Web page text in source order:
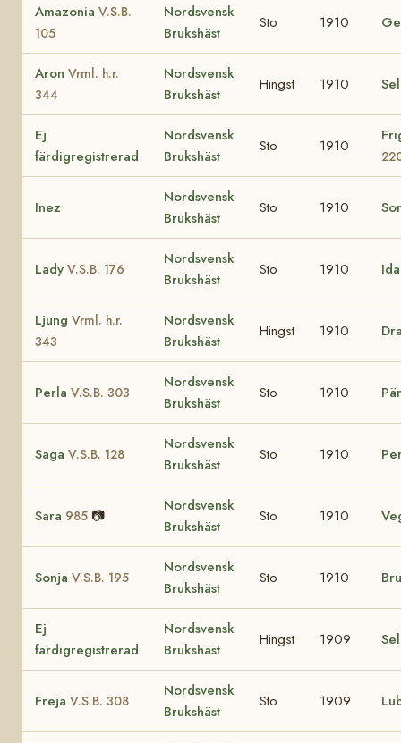
Amazonia V.S.B.
105
Nordsvensk
Brukshäst
Sto 1910
Aron Vrml. h.r.
344
Nordsvensk
Brukshäst
Hingst 1910
Ej
färdigregistrerad
Nordsvensk
Brukshäst
Sto 1910
Inez
Nordsvensk
Brukshäst
Sto 1910
Lady V.S.B. 176
Nordsvensk
Brukshäst
Sto 1910
Ljung Vrml. h.r.
343
Nordsvensk
Brukshäst
Hingst 1910
Perla V.S.B. 303
Nordsvensk
Brukshäst
Sto 1910
Saga V.S.B. 128
Nordsvensk
Brukshäst
Sto 1910
Sara 985 📷
Nordsvensk
Brukshäst
Sto 1910
Sonja V.S.B. 195
Nordsvensk
Brukshäst
Sto 1910
Ej
färdigregistrerad
Nordsvensk
Brukshäst
Hingst 1909
Freja V.S.B. 308
Nordsvensk
Brukshäst
Sto 1909